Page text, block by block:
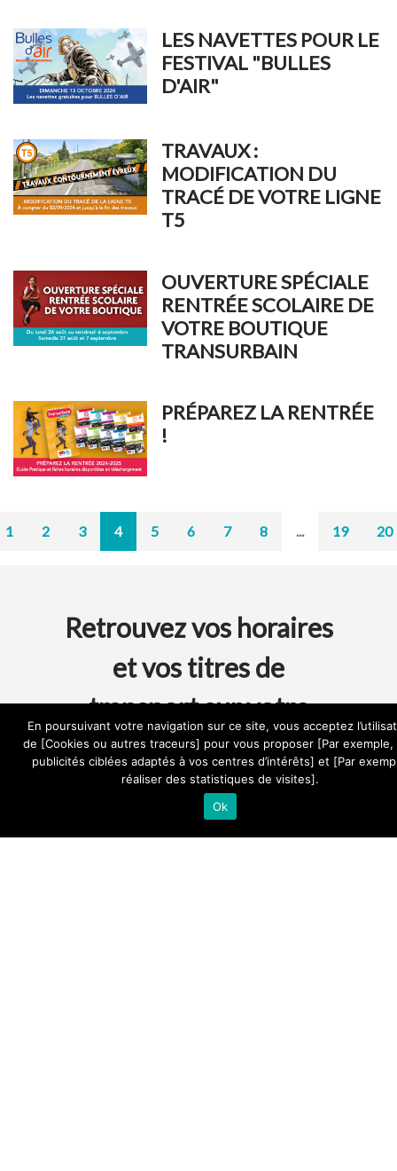
LES NAVETTES POUR LE
FESTIVAL "BULLES
D'AIR"
TRAVAUX :
MODIFICATION DU
TRACÉ DE VOTRE LIGNE
T5
OUVERTURE SPÉCIALE
RENTRÉE SCOLAIRE DE
VOTRE BOUTIQUE
TRANSURBAIN
PRÉPAREZ LA RENTRÉE
!
1 2 3 4 5 6 7 8 ... 19 20
Retrouvez vos horaires
et vos titres de
transport sur votre
mobile
En poursuivant votre navigation sur ce site, vous acceptez
de [Cookies ou autres traceurs] pour vous proposer [Par exemple,
publicités ciblées adaptés à vos centres d’intérêts] et [Par
réaliser des statistiques de visites].
Ok